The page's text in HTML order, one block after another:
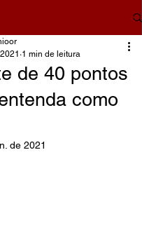
de 40 pontos
como
1 min de leitura
de 2021